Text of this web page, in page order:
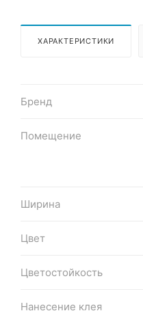
ХАРАКТЕРИСТИКИ
Бренд
Помещение
Ширина
Цвет
Цветостойкость
Нанесение клея